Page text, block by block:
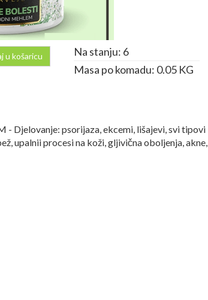
u košaricu
Na stanju: 6
Masa po komadu: 0.05 KG
- Djelovanje: psorijaza, ekcemi, lišajevi, svi tipovi
upalnii procesi na koži, gljivična oboljenja, akne,